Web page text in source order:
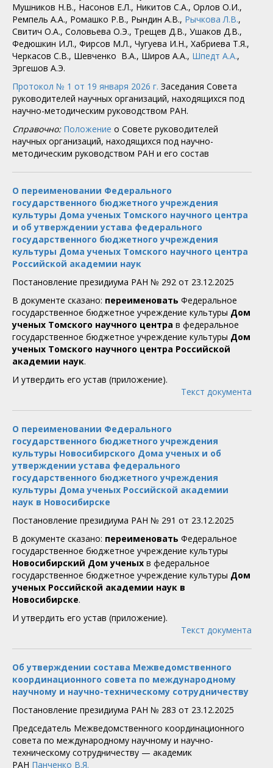
Мушников Н.В., Насонов Е.Л., Никитов С.А., Орлов О.И.,
Ремпель А.А., Ромашко Р.В., Рындин А.В., Рычкова Л.В.,
Свитич О.А., Соловьева О.Э., Трещев Д.В., Ушаков Д.В.,
Федюшкин И.Л., Фирсов М.Л., Чугуева И.Н., Хабриева Т.Я.,
Черкасов С.В., Шевченко В.А., Широв А.А., Шпедт А.А.,
Эргешов А.Э.
Протокол № 1 от 19 января 2026 г. Заседания Совета
руководителей научных организаций, находящихся под
научно-методическим руководством РАН.
Справочно: Положение о Совете руководителей
научных организаций, находящихся под научно-
методическим руководством РАН и его состав
О переименовании Федерального
государственного бюджетного учреждения
культуры Дома ученых Томского научного центра
и об утверждении устава федерального
государственного бюджетного учреждения
культуры Дома ученых Томского научного центра
Российской академии наук
Постановление президиума РАН № 292 от 23.12.2025
В документе сказано: переименовать Федеральное
государственное бюджетное учреждение культуры Дом
ученых Томского научного центра в федеральное
государственное бюджетное учреждение культуры Дом
ученых Томского научного центра Российской
академии наук.
И утвердить его устав (приложение).
Текст документа
О переименовании Федерального
государственного бюджетного учреждения
культуры Новосибирского Дома ученых и об
утверждении устава федерального
государственного бюджетного учреждения
культуры Дома ученых Российской академии
наук в Новосибирске
Постановление президиума РАН № 291 от 23.12.2025
В документе сказано: переименовать Федеральное
государственное бюджетное учреждение культуры
Новосибирский Дом ученых в федеральное
государственное бюджетное учреждение культуры Дом
ученых Российской академии наук в
Новосибирске.
И утвердить его устав (приложение).
Текст документа
Об утверждении состава Межведомственного
координационного совета по международному
научному и научно-техническому сотрудничеству
Постановление президиума РАН № 283 от 23.12.2025
Председатель Межведомственного координационного
совета по международному научному и научно-
техническому сотрудничеству — академик
РАН Панченко В.Я.